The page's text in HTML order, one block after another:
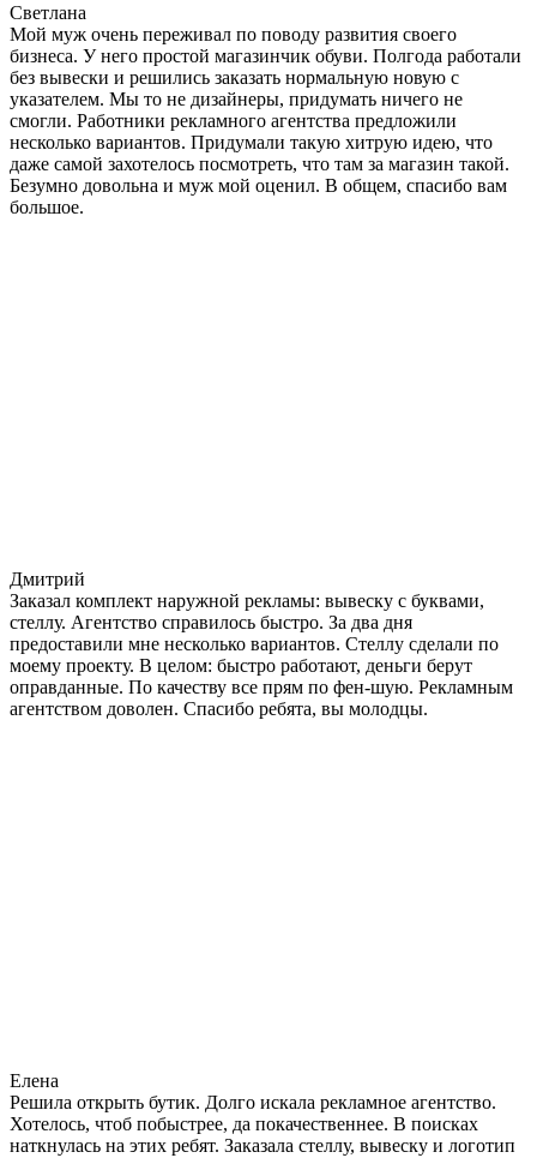
Светлана
Мой муж очень переживал по поводу развития своего
бизнеса. У него простой магазинчик обуви. Полгода работали
без вывески и решились заказать нормальную новую с
указателем. Мы то не дизайнеры, придумать ничего не
смогли. Работники рекламного агентства предложили
несколько вариантов. Придумали такую хитрую идею, что
даже самой захотелось посмотреть, что там за магазин такой.
Безумно довольна и муж мой оценил. В общем, спасибо вам
большое.
Дмитрий
Заказал комплект наружной рекламы: вывеску с буквами,
стеллу. Агентство справилось быстро. За два дня
предоставили мне несколько вариантов. Стеллу сделали по
моему проекту. В целом: быстро работают, деньги берут
оправданные. По качеству все прям по фен-шую. Рекламным
агентством доволен. Спасибо ребята, вы молодцы.
Елена
Решила открыть бутик. Долго искала рекламное агентство.
Хотелось, чтоб побыстрее, да покачественнее. В поисках
наткнулась на этих ребят. Заказала стеллу, вывеску и логотип